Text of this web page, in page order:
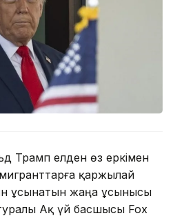
Трамп елден өз еркімен
мигранттарға қаржылай
ұсынатын жаңа ұсынысы
Ақ үй басшысы Fox